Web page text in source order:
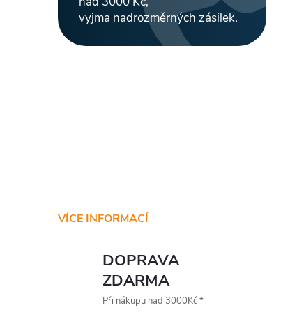
vyjma nadrozměrných zásilek.
VÍCE INFORMACÍ
DOPRAVA
ZDARMA
Při nákupu nad 3000Kč *